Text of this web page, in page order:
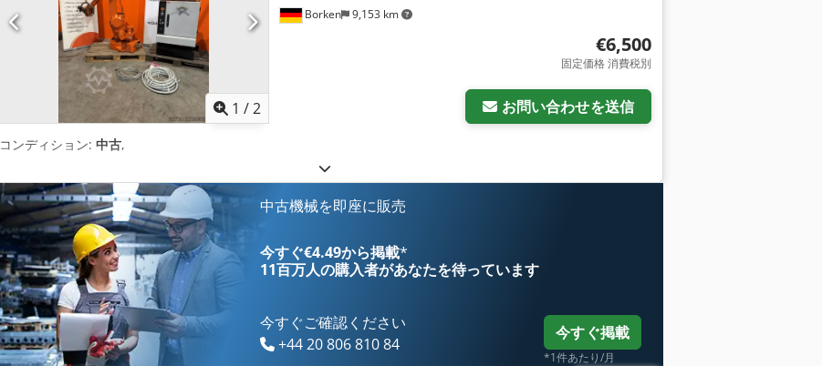
さらに画像をリクエスト
1 /2
Borken 9,153 km
€6,500
固定価格 消費税別
お問い合わせを送信
コンディション: 中古,
中古機械を即座に販売
今すぐ€4.49から掲載*
11百万人の購入者があなたを待っています
今すぐご確認ください
+44 20 806 810 84
今すぐ掲載
*1件あたり/月